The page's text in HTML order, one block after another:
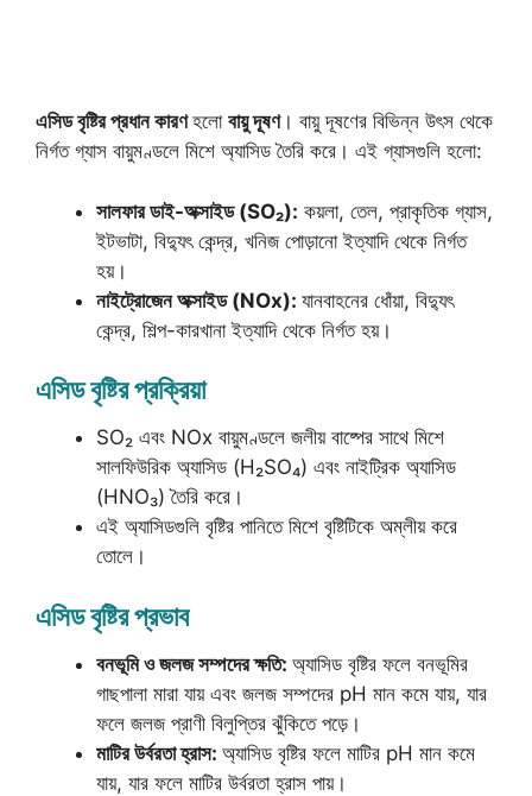
এসিড বৃষ্টির প্রধান কারণহলো বায়ু দূষণ। বায়ু দূষণের বিভিন্ন উৎস থেকে
নির্গত গ্যাস বায়ুমণ্ডলে মিশে অ্যাসিড তৈরি করে। এই গ্যাসগুলি হলো:
সালফার ডাই-অক্সাইড (SO₂): কয়লা, তেল, প্রাকৃতিক গ্যাস,
ইটভাটা, বিদ্যুৎ কেন্দ্র, খনিজ পোড়ানো ইত্যাদি থেকে নির্গত
হয়।
নাইট্রোজেন অক্সাইড (NOx): যানবাহনের ধোঁয়া, বিদ্যুৎ
কেন্দ্র, শিল্প-কারখানা ইত্যাদি থেকে নির্গত হয়।
এসিড বৃষ্টির প্রক্রিয়া
SO₂ এবং NOx বায়ুমণ্ডলে জলীয় বাষ্পের সাথে মিশে
সালফিউরিক অ্যাসিড (H₂SO₄) এবং নাইট্রিক অ্যাসিড
(HNO₃) তৈরি করে।
এই অ্যাসিডগুলি বৃষ্টির পানিতে মিশে বৃষ্টিটিকে অম্লীয় করে
তোলে।
এসিড বৃষ্টির প্রভাব
বনভূমি ও জলজ সম্পদের ক্ষতি: অ্যাসিড বৃষ্টির ফলে বনভূমির
গাছপালা মারা যায় এবং জলজ সম্পদের pH মান কমে যায়, যার
ফলে জলজ প্রাণী বিলুপ্তির ঝুঁকিতে পড়ে।
মাটির উর্বরতা হ্রাস: অ্যাসিড বৃষ্টির ফলে মাটির pH মান কমে
যায়, যার ফলে মাটির উর্বরতা হ্রাস পায়।